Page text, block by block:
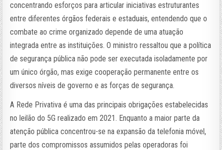
concentrando esforços para articular iniciativas estruturantes
entre diferentes órgãos federais e estaduais, entendendo que o
combate ao crime organizado depende de uma atuação
integrada entre as instituições. O ministro ressaltou que a política
de segurança pública não pode ser executada isoladamente por
um único órgão, mas exige cooperação permanente entre os
diversos níveis de governo e as forças de segurança.
A Rede Privativa é uma das principais obrigações estabelecidas
no leilão do 5G realizado em 2021. Enquanto a maior parte da
atenção pública concentrou-se na expansão da telefonia móvel,
parte dos compromissos assumidos pelas operadoras foi